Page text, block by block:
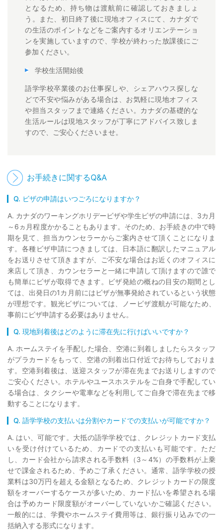
となるため、持ち物は渡航前に確認しておきましょ
う。また、初日終了後に現地オフィスにて、カナダで
の生活のポイントなどをご案内するオリエンテーショ
ンを実施していますので、学校が終わった放課後にご
参加ください。
学校生活開始後
語学学校卒業後のお仕事探しや、シェアハウス探しな
どで不安や悩みがある場合は、お気軽に現地オフィス
や担当スタッフまで連絡ください。カナダの基礎的な
生活ルールは現地スタッフが丁寧にアドバイス致しま
すので、ご安心くださいませ。
お手続きに関するQ&A
Q. ビザの申請はいつごろになりますか？
A. カナダのワーキングホリデービザや学生ビザの申請には、3カ月
～6ヵ月程度かかることもあります。そのため、お手続きの中で時
期を見て、担当カウンセラーからご案内させて頂くことになりま
す。各種ビザ申請につきましては、日本語に翻訳したマニュアル
をお送りさせて頂きますが、ご不安な場合はお近くのオフィスに
来店して頂き、カウンセラーと一緒に申請して頂けますので誰で
も簡単にビザが取得できます。ビザ発給の概ねの目安の期間とし
ては、出発日の1カ月前にはビザが無事発給されているという状態
が理想です。観光ビザについては、ノービザ渡航が可能なため、
事前にビザ申請する必要はありません。
Q. 現地到着後はどのように滞在先に行けばいいですか？
A. ホームステイを手配した場合、空港に到着しましたらスタッフ
がプラカードをもって、空港の到着出口付近でお待ちしておりま
す。空港到着後は、送迎スタッフが滞在先までお送りしますので
ご安心ください。ホテルやユースホステルをご自身で手配してい
る場合は、タクシーや電車などを利用してご自身で滞在先まで移
動することになります。
Q. 語学学校の支払いは分割やカードでの支払いが可能ですか？
A. はい、可能です。大抵の語学学校では、クレジットカード支払
いを受け付けているため、カードでの支払いも可能です。ただ
し、カード会社から請求される手数料（3～4%）の手数料が上乗
せで課金されるため、予めご了承ください。通常、語学学校の授
業料は30万円を超える金額となるため、クレジットカードの限度
額をオーバーするケースが多いため、カード払いを希望される場
合は予めカード限度額がオーバーしていないかご確認ください。
一般的には、学費やホームステイ費用等は、銀行振り込みでの一
括納入する形式になります。